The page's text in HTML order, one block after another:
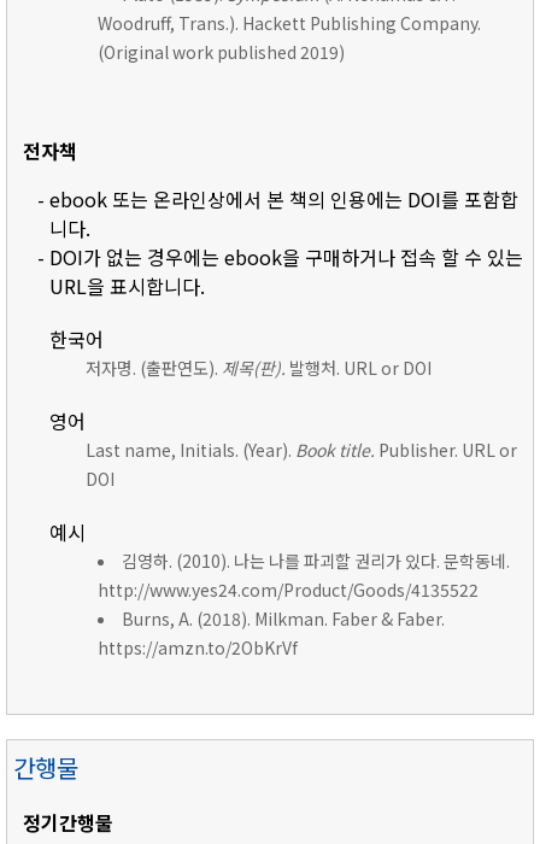
Woodruff, Trans.). Hackett Publishing Company.
(Original work published 2019)
전자책
- ebook 또는 온라인상에서 본 책의 인용에는 DOI를 포함합
니다.
- DOI가 없는 경우에는 ebook을 구매하거나 접속 할 수 있는
URL을 표시합니다.
한국어
저자명. (출판연도). 제목(판). 발행처. URL or DOI
영어
Last name, Initials. (Year). Book title. Publisher. URL or
DOI
예시
김영하. (2010). 나는 나를 파괴할 권리가 있다. 문학동네.
http://www.yes24.com/Product/Goods/4135522
Burns, A. (2018). Milkman. Faber & Faber.
https://amzn.to/2ObKrVf
간행물
정기간행물